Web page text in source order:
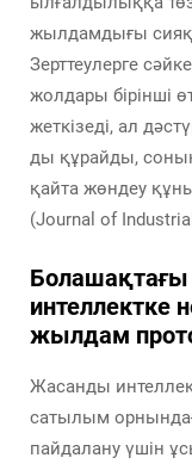
жылдамдығы
Зерттеулерге
жолдары бірінші
жеткізеді, ал
ды құрайды,
қайта жөндеу
(Journal of
Болашақтағы
интеллектке
жылдам
Жасанды
сатылым
пайдалану үшін